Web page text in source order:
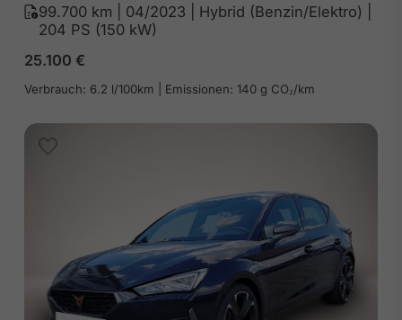
99.700 km | 04/2023 | Hybrid (Benzin/Elektro) |
204 PS (150 kW)
25.100 €
Verbrauch: 6.2 l/100km | Emissionen: 140 g CO₂/km